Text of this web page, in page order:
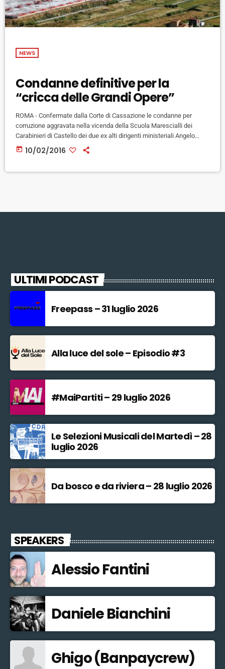
NEWS
Condanne definitive per la
“cricca delle Grandi Opere”
ROMA - Confermate dalla Corte di Cassazione le condanne per
corruzione aggravata nella vicenda della Scuola Marescialli dei
Carabinieri di Castello dei due ex alti dirigenti ministeriali Angelo
Balducci e Fabio De Santis e dei costruttori Riccardo Fusi (Btp) e
Francesco Maria De Vito Piscicelli, noto per le sue risate al telefono
today 10/02/2016
ULTIMI PODCAST
Freepass – 31 luglio 2026
Alla luce del sole – Episodio #3
#MaiPartiti – 29 luglio 2026
Le Selezioni Musicali del Martedì – 28
luglio 2026
Da bosco e da riviera – 28 luglio 2026
SPEAKERS
Alessio Fantini
Daniele Bianchini
Ghigo (Banpaycrew)